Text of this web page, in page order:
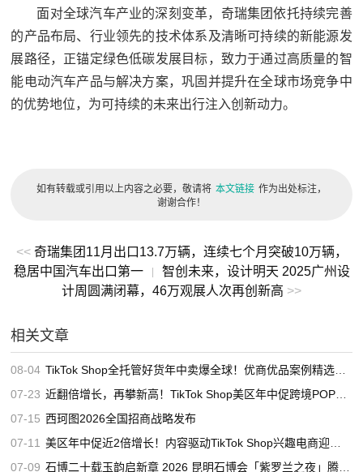
面对全球汽车产业的深刻变革，奇瑞集团依托持续完善
的产品布局、行业领先的技术体系及清晰可持续的新能源发
展路径，正锚定绿色低碳发展目标，致力于通过高质量的智
能电动汽车产品与解决方案，巩固并提升在全球市场竞争中
的优势地位，为可持续的未来出行注入创新动力。
如有转载或引用以上内容之必要，敬请将 本文链接 作为出处标注，
谢谢合作！
<< 奇瑞集团11月出口13.7万辆，连续七个月突破10万辆，
稳居中国汽车出口第一
|
智创未来，设计明天 2025广州设
计周圆满闭幕，46万观展人次再创新高 >>
相关文章
08-04 TikTok Shop全托管好货年中卖爆全球！优商优品案例精选特辑发布
07-23 近翻倍增长，再攀新高！TikTok Shop美区年中促跨境POP优秀案例重磅发布
07-15 西珂图2026全国招商战略发布
07-11 美区年中促近2倍增长！内容驱动TikTok Shop兴趣电商迎来高增长
07-09 石博二十载玉韵启新章 2026 昆明石博会「紫罗兰之夜」腾冲专场重磅启幕